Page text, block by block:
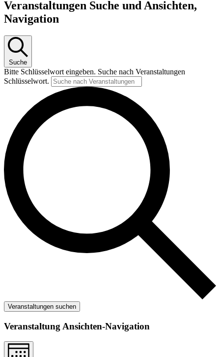
Veranstaltungen Suche und Ansichten,
Navigation
Suche
Bitte Schlüsselwort eingeben. Suche nach Veranstaltungen
Schlüsselwort.
Veranstaltungen suchen
Veranstaltung Ansichten-Navigation